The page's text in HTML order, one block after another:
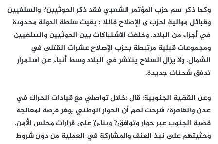
وكما ذكر اسم حزب المؤتمر الشعبي فقد ذكر الحوثيين? والسلفيين
وقبائل موالية لحزب ى الإصلاح قائلا : بقيت سلطة الدولة محدودة
في أجزاء من البلاد. وخلفت الاشتباكات بين الحوثيين والسلفيين
ومجموعات قبلية مرتبطة بحزب الإصلاح عشرات القتلى في
الشمال. ولا يزال السلاح ينتشر في البلاد وسط أنباء عن استمرار
تدفق شحنات جديدة.
وعن القضية الجنوبية: قال :خلال تواصلي مع قيادات الحراك في
عدن والقاهرة? شرحت لهم أن الحوار الوطني يوفر فرصة لمعالجة
قضية الجنوب عبر حوار وتوافق? وبناء?ٍ على قرارات مجلس الأمن.
وحثيتهم على نبذ العنف والمشاركة في العملية من دون شروط